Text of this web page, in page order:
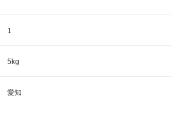
1
5kg
愛知